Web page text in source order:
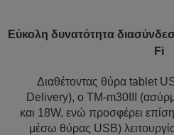
Εύκολη δυνατότητα
Fi
Διαθέτοντας θύρα tablet
Delivery), ο TM-m30III
και 18W, ενώ προσφέρει
μέσω θύρας USB)